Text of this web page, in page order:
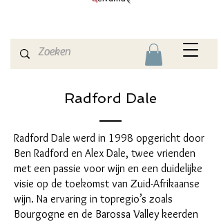
Radford Dale
Radford Dale werd in 1998 opgericht door
Ben Radford en Alex Dale, twee vrienden
met een passie voor wijn en een duidelijke
visie op de toekomst van Zuid-Afrikaanse
wijn. Na ervaring in topregio’s zoals
Bourgogne en de Barossa Valley keerden